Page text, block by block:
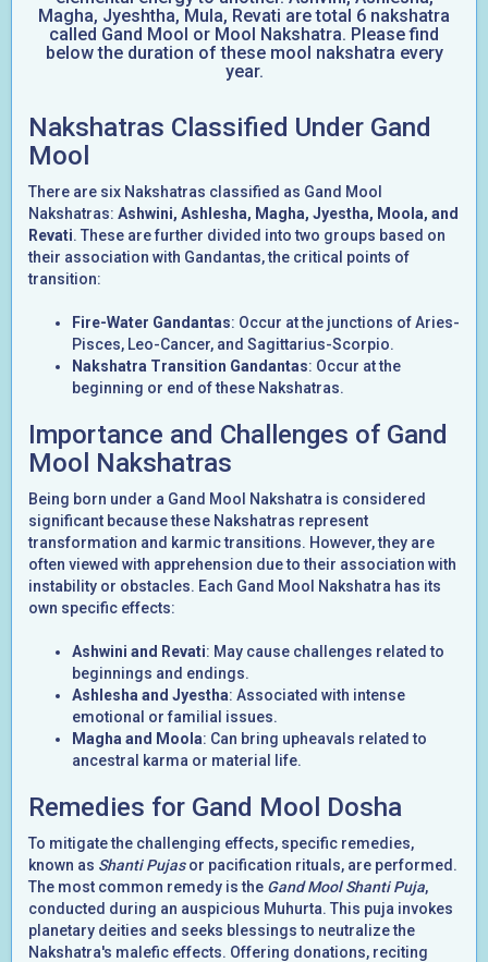
Magha, Jyeshtha, Mula, Revati are total 6 nakshatra
called Gand Mool or Mool Nakshatra. Please find
below the duration of these mool nakshatra every
year.
Nakshatras Classified Under Gand
Mool
There are six Nakshatras classified as Gand Mool
Nakshatras: Ashwini, Ashlesha, Magha, Jyestha, Moola, and
Revati. These are further divided into two groups based on
their association with Gandantas, the critical points of
transition:
Fire-Water Gandantas: Occur at the junctions of Aries-
Pisces, Leo-Cancer, and Sagittarius-Scorpio.
Nakshatra Transition Gandantas: Occur at the
beginning or end of these Nakshatras.
Importance and Challenges of Gand
Mool Nakshatras
Being born under a Gand Mool Nakshatra is considered
significant because these Nakshatras represent
transformation and karmic transitions. However, they are
often viewed with apprehension due to their association with
instability or obstacles. Each Gand Mool Nakshatra has its
own specific effects:
Ashwini and Revati: May cause challenges related to
beginnings and endings.
Ashlesha and Jyestha: Associated with intense
emotional or familial issues.
Magha and Moola: Can bring upheavals related to
ancestral karma or material life.
Remedies for Gand Mool Dosha
To mitigate the challenging effects, specific remedies,
known as Shanti Pujasor pacification rituals, are performed.
The most common remedy is the Gand Mool Shanti Puja,
conducted during an auspicious Muhurta. This puja invokes
planetary deities and seeks blessings to neutralize the
Nakshatra's malefic effects. Offering donations, reciting